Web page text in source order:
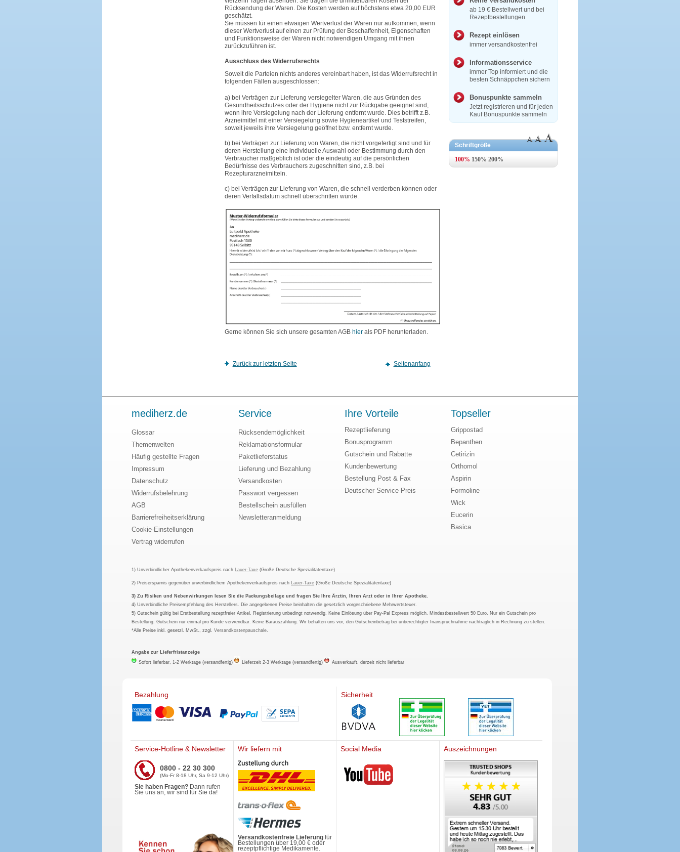
Rücksendung der Waren. Die Kosten werden auf höchstens etwa 20,00 EUR
geschätzt.
Sie müssen für einen etwaigen Wertverlust der Waren nur aufkommen, wenn
dieser Wertverlust auf einen zur Prüfung der Beschaffenheit, Eigenschaften
und Funktionsweise der Waren nicht notwendigen Umgang mit ihnen
zurückzuführen ist.
Ausschluss des Widerrufsrechts
Soweit die Parteien nichts anderes vereinbart haben, ist das Widerrufsrecht in
folgenden Fällen ausgeschlossen:
a) bei Verträgen zur Lieferung versiegelter Waren, die aus Gründen des
Gesundheitsschutzes oder der Hygiene nicht zur Rückgabe geeignet sind,
wenn ihre Versiegelung nach der Lieferung entfernt wurde. Dies betrifft z.B.
Arzneimittel mit einer Versiegelung sowie Hygieneartikel und Teststreifen,
soweit jeweils ihre Versiegelung geöffnet bzw. entfernt wurde.
b) bei Verträgen zur Lieferung von Waren, die nicht vorgefertigt sind und für
deren Herstellung eine individuelle Auswahl oder Bestimmung durch den
Verbraucher maßgeblich ist oder die eindeutig auf die persönlichen
Bedürfnisse des Verbrauchers zugeschnitten sind, z.B. bei
Rezepturarzneimitteln.
c) bei Verträgen zur Lieferung von Waren, die schnell verderben können oder
deren Verfallsdatum schnell überschritten würde.
Gerne können Sie sich unsere gesamten AGB hierals PDF herunterladen.
Zurück zur letzten Seite Seitenanfang
ab 19 € Bestellwert und bei
Rezeptbestellungen
Rezept einlösen
immer versandkostenfrei
Informationsservice
immer Top informiert und die
besten Schnäppchen sichern
Bonuspunkte sammeln
Jetzt registrieren und für jeden
Kauf Bonuspunkte sammeln
Schriftgröße
mediherz.de
Glossar
Themenwelten
Häufig gestellte Fragen
Impressum
Datenschutz
Widerrufsbelehrung
AGB
Barrierefreiheitserklärung
Cookie-Einstellungen
Vertrag widerrufen
Service
Rücksendemöglichkeit
Reklamationsformular
Paketlieferstatus
Lieferung und Bezahlung
Versandkosten
Passwort vergessen
Bestellschein ausfüllen
Newsletteranmeldung
Ihre Vorteile
Rezeptlieferung
Bonusprogramm
Gutschein und Rabatte
Kundenbewertung
Bestellung Post & Fax
Deutscher Service Preis
Topseller
Grippostad
Bepanthen
Cetirizin
Orthomol
Aspirin
Formoline
Wick
Eucerin
Basica
1) Unverbindlicher Apothekenverkaufspreis nach Lauer-Taxe (Große Deutsche Spezialitätentaxe)
2) Preisersparnis gegenüber unverbindlichem Apothekenverkaufspreis nach Lauer-Taxe (Große Deutsche Spezialitätentaxe)
3) Zu Risiken und Nebenwirkungen lesen Sie die Packungsbeilage und fragen Sie Ihre Ärztin, Ihren Arzt oder in Ihrer Apotheke.
4) Unverbindliche Preisempfehlung des Herstellers. Die angegebenen Preise beinhalten die gesetzlich vorgeschriebene Mehrwertsteuer.
5) Gutschein gültig bei Erstbestellung rezeptfreier Artikel. Registrierung unbedingt notwendig. Keine Einlösung über Pay-Pal Express möglich. Mindestbestellwert 50 Euro. Nur ein Gutschein pro
Bestellung. Gutschein nur einmal pro Kunde verwendbar. Keine Barauszahlung. Wir behalten uns vor, den Gutscheinbetrag bei unberechtigter Inanspruchnahme nachträglich in Rechnung zu stellen.
*Alle Preise inkl. gesetzl. MwSt., zzgl.Versandkostenpauschale
Angabe zur Lieferfristanzeige
Sofort lieferbar, 1-2 Werktage (versandfertig)
Lieferzeit 2-3 Werktage (versandfertig) Ausverkauft, derzeit nicht lieferbar
Bezahlung Sicherheit
Service-Hotline & Newsletter
0800 - 22 30 300
(Mo-Fr 8-18 Uhr, Sa 9-12 Uhr)
Sie haben Fragen? Dann rufen
Sie uns an, wir sind für Sie da!
Wir liefern mit
Versandkostenfreie Lieferungfür
Bestellungen über 19,00 € oder
rezeptpflichtige Medikamente.
Social Media
Mediherz
Auszeichnungen